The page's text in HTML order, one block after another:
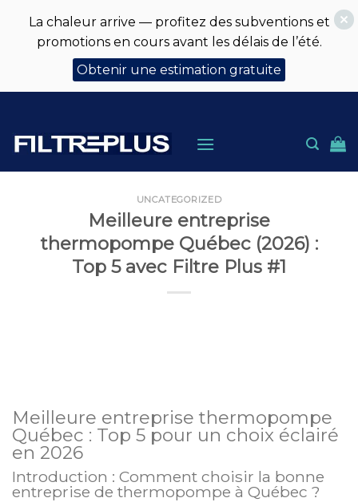
content
UNCATEGORIZED
Meilleure entreprise
thermopompe Québec (2026) :
Top 5 avec Filtre Plus #1
Meilleure entreprise thermopompe
Québec : Top 5 pour un choix éclairé
en 2026
Introduction : Comment choisir la bonne
entreprise de thermopompe à Québec ?
La chaleur arrive — profitez des subventions et
promotions en cours avant les délais de l’été.
Obtenir une estimation gratuite